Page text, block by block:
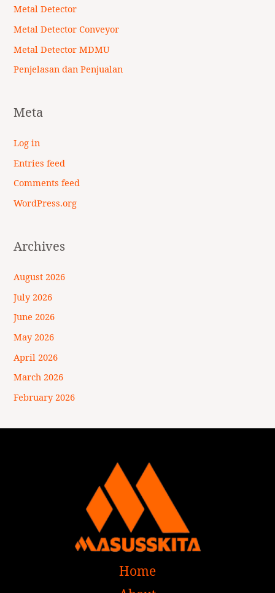
Metal Detector
Metal Detector Conveyor
Metal Detector MDMU
Penjelasan dan Penjualan
Meta
Log in
Entries feed
Comments feed
WordPress.org
Archives
August 2026
July 2026
June 2026
May 2026
April 2026
March 2026
February 2026
Home